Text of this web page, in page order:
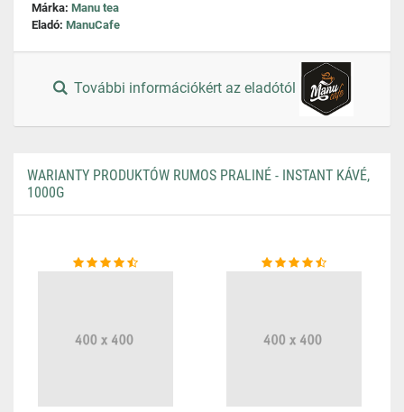
Márka: Manu tea
Eladó: ManuCafe
További információkért az eladótól
WARIANTY PRODUKTÓW RUMOS PRALINÉ - INSTANT KÁVÉ,
1000G